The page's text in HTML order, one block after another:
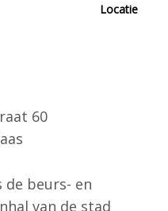
Locatie
60
de beurs- en
van de stad